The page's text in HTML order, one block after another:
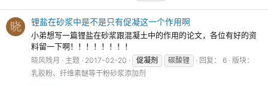
晓 锂盐在砂浆中是不是只有促凝这一个作用啊
小弟想写一篇锂盐在砂浆跟混凝土中的作用的论文，各位有好的资
料留一下啊！！！！！！！！
晓风残月 主题 2017-02-20 促凝剂 碳酸锂 回复： 6
版块：
乳胶粉、纤维素醚等干粉砂浆添加剂